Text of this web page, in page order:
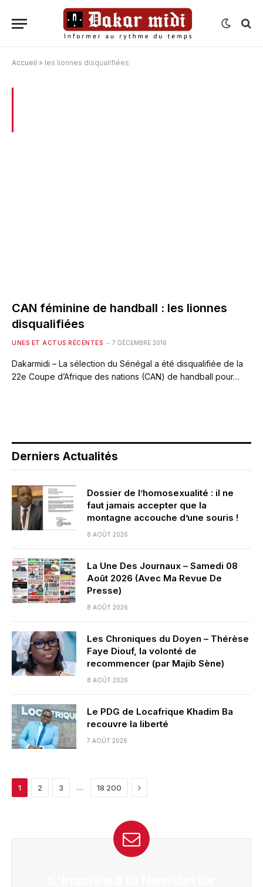
Accueil » les lionnes disqualifiées
CAN féminine de handball : les lionnes
disqualifiées
UNES ET ACTUS RÉCENTES 7 DÉCEMBRE 2016
Dakarmidi – La sélection du Sénégal a été disqualifiée de la
22e Coupe d’Afrique des nations (CAN) de handball pour…
Derniers Actualités
Dossier de l’homosexualité : il ne
faut jamais accepter que la
montagne accouche d’une souris !
8 AOÛT 2026
La Une Des Journaux – Samedi 08
Août 2026 (Avec Ma Revue De
Presse)
8 AOÛT 2026
Les Chroniques du Doyen – Thérèse
Faye Diouf, la volonté de
recommencer (par Majib Sène)
8 AOÛT 2026
Le PDG de Locafrique Khadim Ba
recouvre la liberté
7 AOÛT 2026
1 2 3 … 18 200 Next